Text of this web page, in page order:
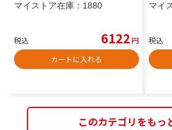
マイストア在庫： 1880
税込 6122円
カートに入れる
マイ
税込
このカテゴリをもっ